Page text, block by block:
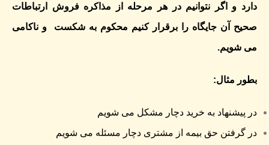
دارد و اگر نتوانیم در هر مرحله از مذاکره فروش ارتباطات
صحیح آن جایگاه را برقرار کنیم محکوم به شکست و ناکامی
می شویم.
بطور مثال:
در پیشنهاد به خرید دچار مشکل می شویم
در گرفتن حق بیمه از مشتری دچار مسئله می شویم